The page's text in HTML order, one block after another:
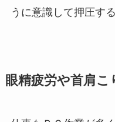
うに意識して押圧す
眼精疲労や首肩